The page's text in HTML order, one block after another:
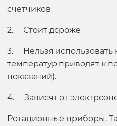
счетчиков
2. Стоит дороже
3. Нельзя использовать
температур приводят к
показаний).
4. Зависят от
Ротационные приборы.